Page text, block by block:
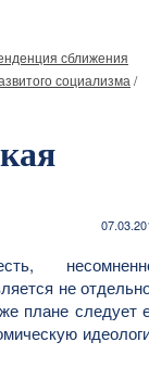
сближения
социализма /
не
плане следует